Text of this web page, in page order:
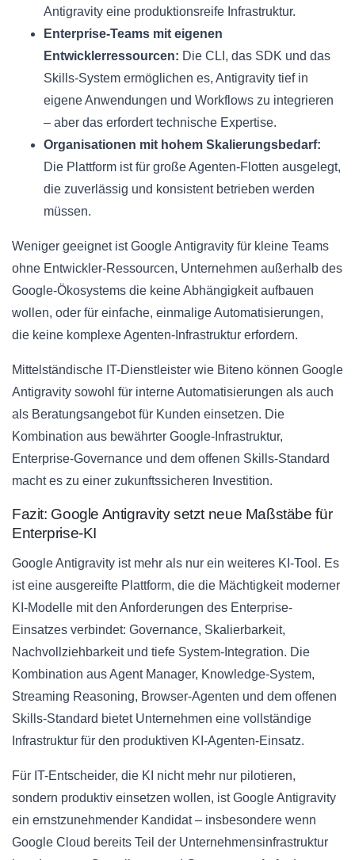
Antigravity eine produktionsreife Infrastruktur.
Enterprise-Teams mit eigenen
Entwicklerressourcen: Die CLI, das SDK und das
Skills-System ermöglichen es, Antigravity tief in
eigene Anwendungen und Workflows zu integrieren
– aber das erfordert technische Expertise.
Organisationen mit hohem Skalierungsbedarf:
Die Plattform ist für große Agenten-Flotten ausgelegt,
die zuverlässig und konsistent betrieben werden
müssen.
Weniger geeignet ist Google Antigravity für kleine Teams
ohne Entwickler-Ressourcen, Unternehmen außerhalb des
Google-Ökosystems die keine Abhängigkeit aufbauen
wollen, oder für einfache, einmalige Automatisierungen,
die keine komplexe Agenten-Infrastruktur erfordern.
Mittelständische IT-Dienstleister wie Biteno können Google
Antigravity sowohl für interne Automatisierungen als auch
als Beratungsangebot für Kunden einsetzen. Die
Kombination aus bewährter Google-Infrastruktur,
Enterprise-Governance und dem offenen Skills-Standard
macht es zu einer zukunftssicheren Investition.
Fazit: Google Antigravity setzt neue Maßstäbe für
Enterprise-KI
Google Antigravity ist mehr als nur ein weiteres KI-Tool. Es
ist eine ausgereifte Plattform, die die Mächtigkeit moderner
KI-Modelle mit den Anforderungen des Enterprise-
Einsatzes verbindet: Governance, Skalierbarkeit,
Nachvollziehbarkeit und tiefe System-Integration. Die
Kombination aus Agent Manager, Knowledge-System,
Streaming Reasoning, Browser-Agenten und dem offenen
Skills-Standard bietet Unternehmen eine vollständige
Infrastruktur für den produktiven KI-Agenten-Einsatz.
Für IT-Entscheider, die KI nicht mehr nur pilotieren,
sondern produktiv einsetzen wollen, ist Google Antigravity
ein ernstzunehmender Kandidat – insbesondere wenn
Google Cloud bereits Teil der Unternehmensinfrastruktur